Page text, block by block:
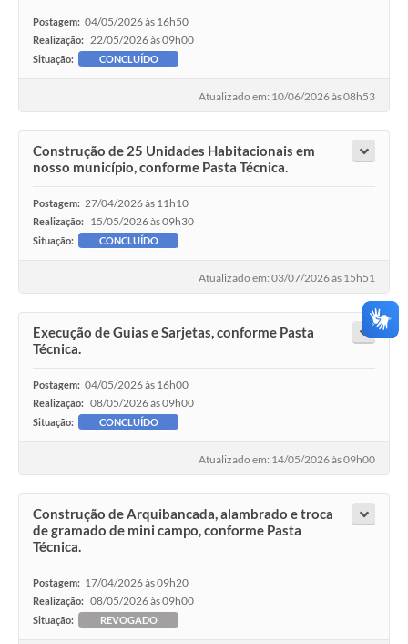
Postagem: 04/05/2026 às 16h50
Realização: 22/05/2026 às 09h00
Situação: CONCLUÍDO
Atualizado em: 10/06/2026 às 08h53
Construção de 25 Unidades Habitacionais em
nosso município, conforme Pasta Técnica.
Postagem: 27/04/2026 às 11h10
Realização: 15/05/2026 às 09h30
Situação: CONCLUÍDO
Atualizado em: 03/07/2026 às 15h51
Execução de Guias e Sarjetas, conforme Pasta
Técnica.
Postagem: 04/05/2026 às 16h00
Realização: 08/05/2026 às 09h00
Situação: CONCLUÍDO
Atualizado em: 14/05/2026 às 09h00
Construção de Arquibancada, alambrado e troca
de gramado de mini campo, conforme Pasta
Técnica.
Postagem: 17/04/2026 às 09h20
Realização: 08/05/2026 às 09h00
Situação: REVOGADO